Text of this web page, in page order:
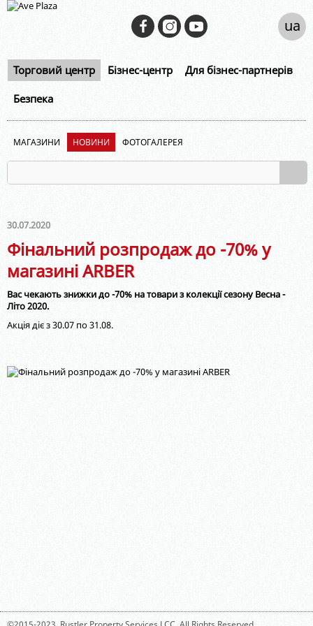
Торговий центр Бізнес-центр Для бізнес-партнерів
Безпека
ua
МАГАЗИНИ НОВИНИ ФОТОГАЛЕРЕЯ
30.07.2020
Фінальний розпродаж до -70% у
магазині ARBER
Вас чекають знижки до -70% на товари з колекції сезону Весна -
Літо 2020.
Акція діє з 30.07 по 31.08.